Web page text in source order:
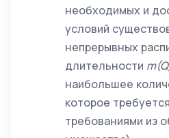
необходимых и
условий
непрерывных
длительности m(Q
наибольшее
которое
требованиями из